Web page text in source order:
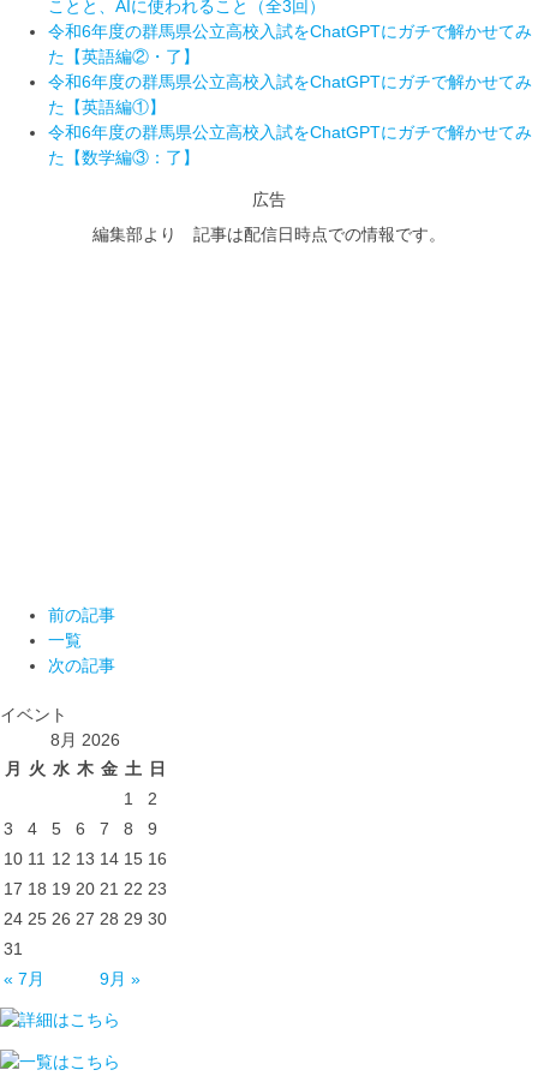
ことと、AIに使われること（全3回）
令和6年度の群馬県公立高校入試をChatGPTにガチで解かせてみ
た【英語編②・了】
令和6年度の群馬県公立高校入試をChatGPTにガチで解かせてみ
た【英語編①】
令和6年度の群馬県公立高校入試をChatGPTにガチで解かせてみ
た【数学編③：了】
広告
編集部より 記事は配信日時点での情報です。
前の記事
一覧
次の記事
イベント
8月 2026
月 火 水 木 金 土 日
1
2
3
4 5 6 7 8
9
10 11 12 13 14 15 16
17 18 19 20 21 22 23
24 25 26 27 28 29 30
31
« 7月
9月 »